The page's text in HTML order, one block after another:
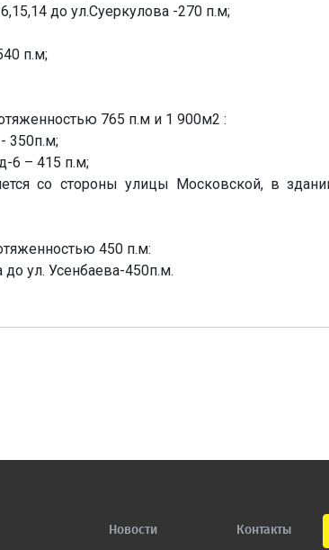
до ул.Суеркулова -270 п.м;
п.м;
765 п.м и 1 900м2 :
350п.м;
6 – 415 п.м;
со стороны улицы Московской, в
450 п.м:
ул. Усенбаева-450п.м.
Новости Контакты